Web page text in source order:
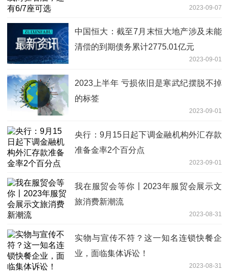
2023-09-07
中国恒大：截至7月末恒大地产涉及未能
清偿的到期债务累计2775.01亿元
2023-09-01
2023上半年 亏损依旧是寒武纪摆脱不掉
的标签
2023-09-01
央行：9月15日起下调金融机构外汇存款
准备金率2个百分点
2023-09-01
我在服贸会等你丨2023年服贸会展示文
旅消费新潮流
2023-08-31
实物与宣传不符？这一知名连锁快餐企
业，面临集体诉讼！
2023-08-31